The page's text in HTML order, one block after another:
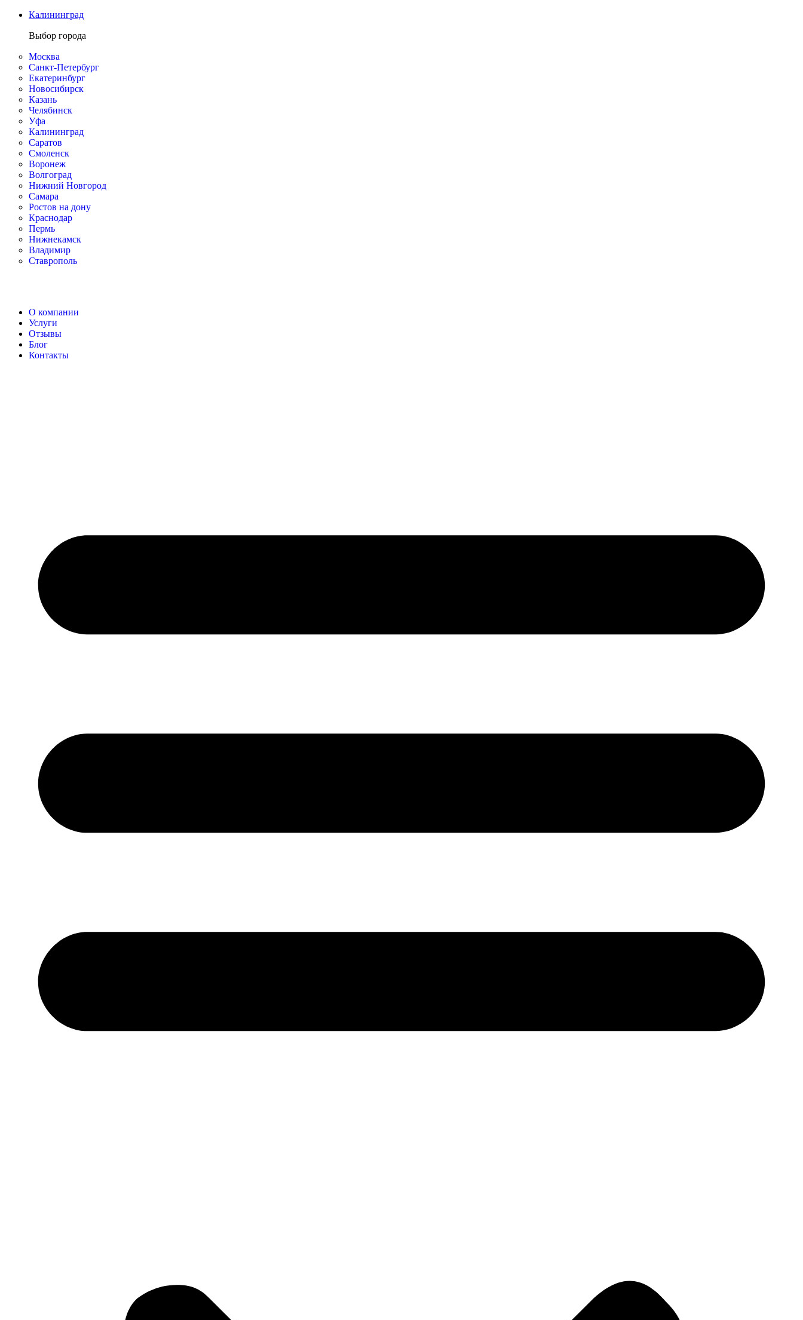
Калининград
Выбор города
Москва
Санкт-Петербург
Екатеринбург
Новосибирск
Казань
Челябинск
Уфа
Калининград
Саратов
Смоленск
Воронеж
Волгоград
Нижний Новгород
Самара
Ростов на дону
Краснодар
Пермь
Нижнекамск
Владимир
Ставрополь
О компании
Услуги
Отзывы
Блог
Контакты